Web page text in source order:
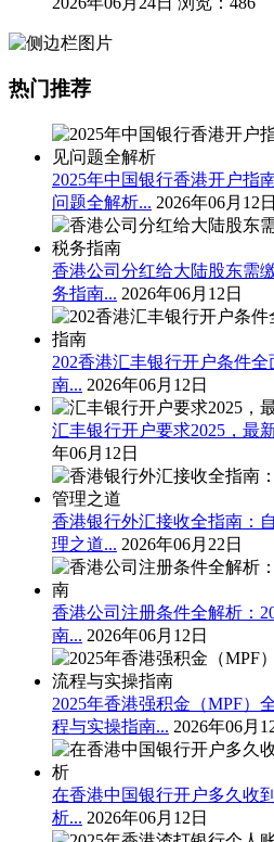
热门推荐
2025年中国银行香港开户指
问题全解析... 2026年06月12日
香港公司分红给大陆股东需
务指南... 2026年06月12日
202香港汇丰银行开户条件
南... 2026年06月12日
汇丰银行开户要求2025，最
年06月12日
香港银行外汇接收全指南：
理之道... 2026年06月22日
香港公司注册条件全解析：
南... 2026年06月12日
2025年香港强积金（MPF）
程与实操指南... 2026年06月
在香港中国银行开户多久收
析... 2026年06月12日